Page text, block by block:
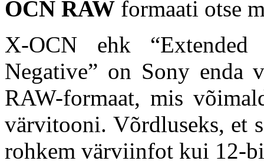
OCN RAW formaati otse
X-OCN ehk
Negative” on Sony enda
RAW-formaat, mis
värvitooni. Võrdluseks, et
rohkem värviinfot kui 12-